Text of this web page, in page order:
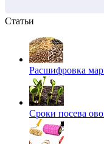
Статьи
Расшифровка
Сроки посева